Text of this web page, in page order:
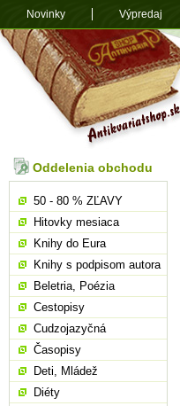
Oddelenia obchodu
50 - 80 % ZĽAVY
Hitovky mesiaca
Knihy do Eura
Knihy s podpisom autora
Beletria, Poézia
Cestopisy
Cudzojazyčná
Časopisy
Deti, Mládež
Diéty
Novinky Výpredaj